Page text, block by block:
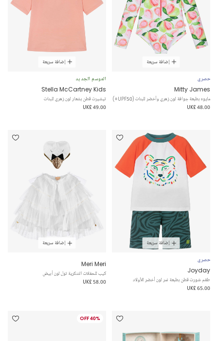
إضافة سريعة
حصري
Mitty James
مايوه بطبعة جوافة لون زهري وأخضر للبنات (UPF50+)
UK£ 48.00
إضافة سريعة
الموسم الجديد
Stella McCartney Kids
تيشيرت قطن بشعار لون زهري للبنات
UK£ 49.00
إضافة سريعة
حصري
Joyday
طقم شورت قطن بطبعة نمر لون أخضر للأولاد
UK£ 65.00
إضافة سريعة
Meri Meri
كيب للحفلات التنكرية تول لون أبيض
UK£ 58.00
40% OFF